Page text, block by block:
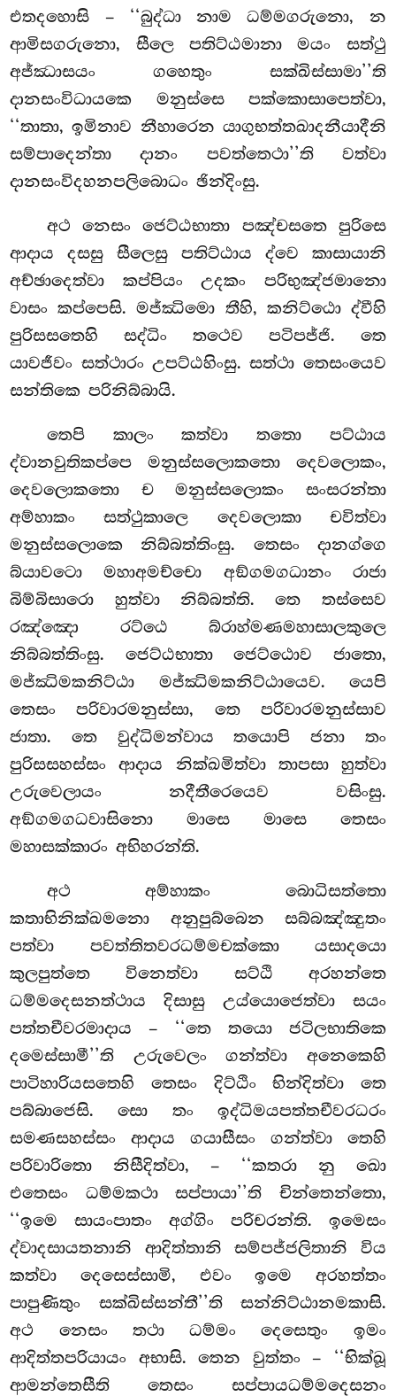
එතදහොසි – ‘‘බුද්ධා නාම ධම්මගරුනො, න
ආමිසගරුනො, සීලෙ පතිට්ඨමානා මයං සත්ථු
අජ්ඣාසයං ගහෙතුං සක්ඛිස්සාමා’’ති
දානසංවිධායකෙ මනුස්සෙ පක්කොසාපෙත්වා,
‘‘තාතා, ඉමිනාව නීහාරෙන යාගුභත්තඛාදනීයාදීනි
සම්පාදෙන්තා දානං පවත්තෙථා’’ති වත්වා
දානසංවිදහනපලිබොධං ඡින්දිංසු.
අථ නෙසං ජෙට්ඨභාතා පඤ්චසතෙ පුරිසෙ
ආදාය දසසු සීලෙසු පතිට්ඨාය ද්වෙ කාසායානි
අච්ඡාදෙත්වා කප්පියං උදකං පරිභුඤ්ජමානො
වාසං කප්පෙසි. මජ්ඣිමො තීහි, කනිට්ඨො ද්වීහි
පුරිසසතෙහි සද්ධිං තථෙව පටිපජ්ජි. තෙ
යාවජීවං සත්ථාරං උපට්ඨහිංසු. සත්ථා තෙසංයෙව
සන්තිකෙ පරිනිබ්බායි.
තෙපි කාලං කත්වා තතො පට්ඨාය
ද්වානවුතිකප්පෙ මනුස්සලොකතො දෙවලොකං,
දෙවලොකතො ච මනුස්සලොකං සංසරන්තා
අම්හාකං සත්ථුකාලෙ දෙවලොකා චවිත්වා
මනුස්සලොකෙ නිබ්බත්තිංසු. තෙසං දානග්ගෙ
බ්යාවටො මහාඅමච්චො අඞ්ගමගධානං රාජා
බිම්බිසාරො හුත්වා නිබ්බත්ති. තෙ තස්සෙව
රඤ්ඤො රට්ඨෙ බ්රාහ්මණමහාසාලකුලෙ
නිබ්බත්තිංසු. ජෙට්ඨභාතා ජෙට්ඨොව ජාතො,
මජ්ඣිමකනිට්ඨා මජ්ඣිමකනිට්ඨායෙව. යෙපි
තෙසං පරිවාරමනුස්සා, තෙ පරිවාරමනුස්සාව
ජාතා. තෙ වුද්ධිමන්වාය තයොපිජනා තං
පුරිසසහස්සං ආදාය නික්ඛමිත්වා තාපසා හුත්වා
උරුවෙලායං නදීතීරෙයෙව වසිංසු.
අඞ්ගමගධවාසිනො මාසෙ මාසෙ තෙසං
මහාසක්කාරං අභිහරන්ති.
අථඅම්හාකං බොධිසත්තො
කතාභිනික්ඛමනො අනුපුබ්බෙන සබ්බඤ්ඤුතං
පත්වා පවත්තිතවරධම්මචක්කො යසාදයො
කුලපුත්තෙ විනෙත්වා සට්ඨි අරහන්තෙ
ධම්මදෙසනත්ථාය දිසාසු උය්යොජෙත්වා සයං
පත්තචීවරමාදාය – ‘‘තෙ තයො ජටිලභාතිකෙ
දමෙස්සාමී’’ති උරුවෙලං ගන්ත්වා අනෙකෙහි
පාටිහාරියසතෙහි තෙසං දිට්ඨිං භින්දිත්වා තෙ
පබ්බාජෙසි. සො තං ඉද්ධිමයපත්තචීවරධරං
සමණසහස්සං ආදාය ගයාසීසං ගන්ත්වා තෙහි
පරිවාරිතො නිසීදිත්වා, – ‘‘කතරා නු ඛො
එතෙසං ධම්මකථා සප්පායා’’ති චින්තෙන්තො,
‘‘ඉමෙ සායංපාතං අග්ගිං පරිචරන්ති. ඉමෙසං
ද්වාදසායතනානි ආදිත්තානි සම්පජ්ජලිතානි විය
කත්වා දෙසෙස්සාමි, එවං ඉමෙ අරහත්තං
පාපුණිතුං සක්ඛිස්සන්තී’’ති සන්නිට්ඨානමකාසි.
අථ නෙසං තථා ධම්මං දෙසෙතුං ඉමං
ආදිත්තපරියායං අභාසි. තෙන වුත්තං – ‘‘භික්ඛූ
ආමන්තෙසීති තෙසං සප්පායධම්මදෙසනං